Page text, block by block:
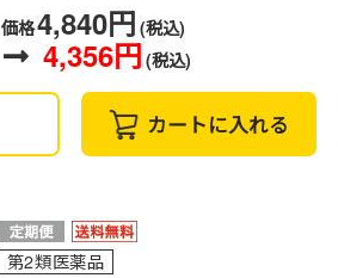
価格4,840円 (税込)
4,356円 (税込)
カートに入れる
第2類医薬品